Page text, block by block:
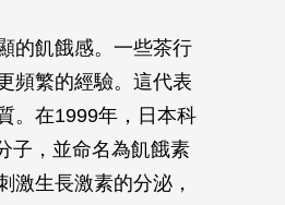
的飢餓感。一些茶行
頻繁的經驗。這代表
。在1999年，日本科
子，並命名為飢餓素
激生長激素的分泌，